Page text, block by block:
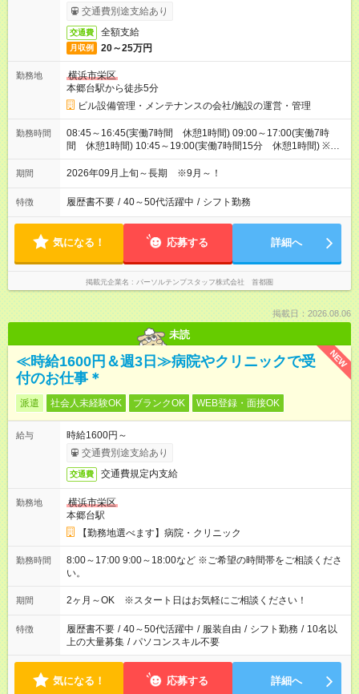
交通費別途支給あり
交通費 全額支給
月収例 20～25万円
勤務地
横浜市栄区
本郷台駅から徒歩5分
ビル設備管理・メンテナンスの会社/施設の運営・管理
勤務時間
08:45～16:45(実働7時間 休憩1時間) 09:00～17:00(実働7時
間 休憩1時間) 10:45～19:00(実働7時間15分 休憩1時間) ※1
～3のシフトがバランスよく設定されます！(月7回ずつ程度)
期間 2026年09月上旬～長期 ※9月～！
特徴 履歴書不要 / 40～50代活躍中 / シフト勤務
気になる！ 応募する 詳細へ
掲載元企業名 パーソルテンプスタッフ株式会社 首都圏
掲載日：2026.08.06
未読
NEW
≪時給1600円＆週3日≫病院やクリニックで受
付のお仕事＊
派遣 社会人未経験OK ブランクOK WEB登録・面接OK
給与
時給1600円～
交通費別途支給あり
交通費 交通費規定内支給
勤務地
横浜市栄区
本郷台駅
【勤務地選べます】病院・クリニック
勤務時間
8:00～17:00 9:00～18:00など ※ご希望の時間帯をご相談くださ
い。
期間 2ヶ月～OK ※スタート日はお気軽にご相談ください！
特徴 履歴書不要 / 40～50代活躍中 / 服装自由 / シフト勤務 / 10名以
上の大量募集 / パソコンスキル不要
気になる！ 応募する 詳細へ